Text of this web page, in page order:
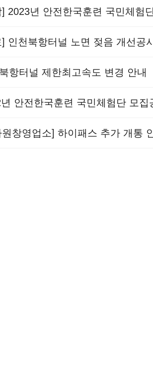
] 2023년 안전한국훈련 국민체험
] 인천북항터널 노면 젖음 개선공
항터널 제한최고속도 변경 안내
안전한국훈련 국민체험단 모집
원창영업소] 하이패스 추가 개통